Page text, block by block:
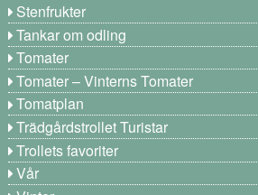
Stenfrukter
Tankar om odling
Tomater
Tomater – Vinterns Tomater
Tomatplan
Trädgårdstrollet Turistar
Trollets favoriter
Vår